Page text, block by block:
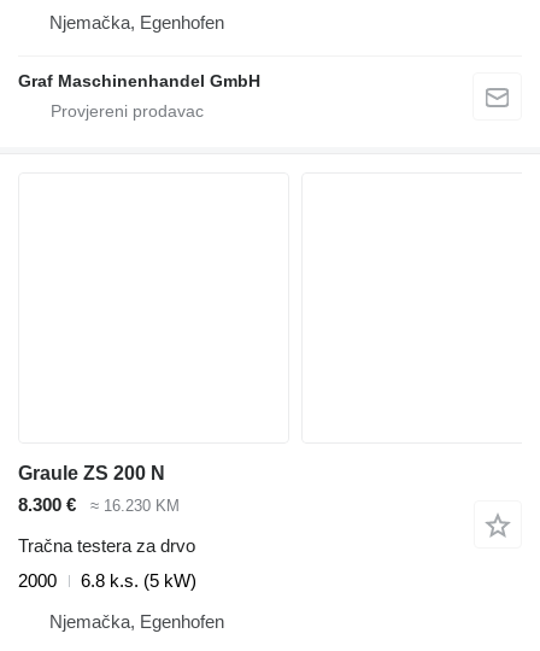
Njemačka, Egenhofen
Graf Maschinenhandel GmbH
Graule ZS 200 N
8.300 €
≈ 16.230 KM
Tračna testera za drvo
2000
6.8 k.s. (5 kW)
Njemačka, Egenhofen